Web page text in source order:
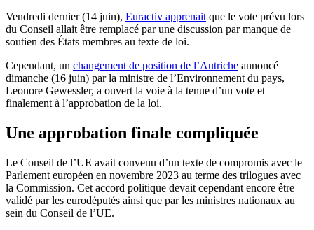
Vendredi dernier (14 juin), Euractiv apprenait que le vote prévu lors
du Conseil allait être remplacé par une discussion par manque de
soutien des États membres au texte de loi.
Cependant, un changement de position de l’Autriche annoncé
dimanche (16 juin) par la ministre de l’Environnement du pays,
Leonore Gewessler, a ouvert la voie à la tenue d’un vote et
finalement à l’approbation de la loi.
Une approbation finale compliquée
Le Conseil de l’UE avait convenu d’un texte de compromis avec le
Parlement européen en novembre 2023 au terme des trilogues avec
la Commission. Cet accord politique devait cependant encore être
validé par les eurodéputés ainsi que par les ministres nationaux au
sein du Conseil de l’UE.